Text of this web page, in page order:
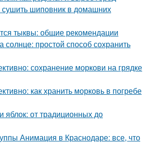
сушить шиповник в домашних
тыквы: общие рекомендации
солнце: простой способ сохранить
сохранение моркови на грядке
как хранить морковь в погребе
яблок: от традиционных до
Анимация в Краснодаре: все, что